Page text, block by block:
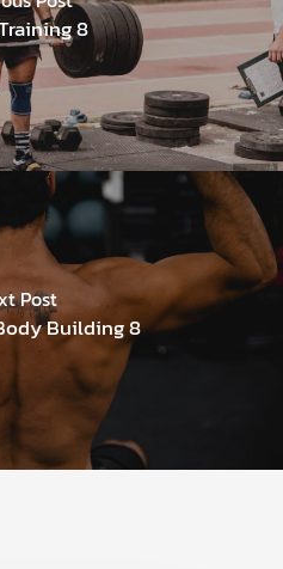
8
Post
Building 8